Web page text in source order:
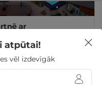
ar
GRIBU
atpūtai!
vēl izdevīgāk